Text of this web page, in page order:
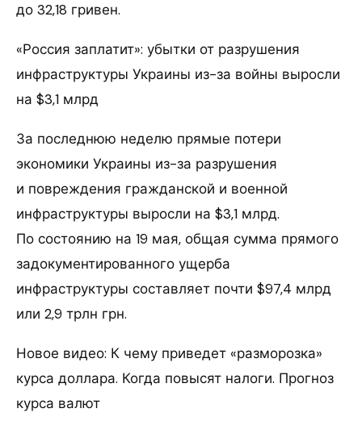
до 32,18 гривен.
«Россия заплатит»: убытки от разрушения
инфраструктуры Украины из-за войны выросли
на $3,1 млрд
За последнюю неделю прямые потери
экономики Украины из-за разрушения
и повреждения гражданской и военной
инфраструктуры выросли на $3,1 млрд.
По состоянию на 19 мая, общая сумма прямого
задокументированного ущерба
инфраструктуры составляет почти $97,4 млрд
или 2,9 трлн грн.
Новое видео: К чему приведет «разморозка»
курса доллара. Когда повысят налоги. Прогноз
курса валют